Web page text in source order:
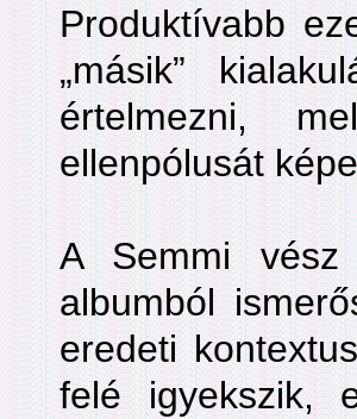
Produktívabb
„másik”
értelmezni,
ellenpólusát
A Semmi
albumból
eredeti
felé igyekszik,